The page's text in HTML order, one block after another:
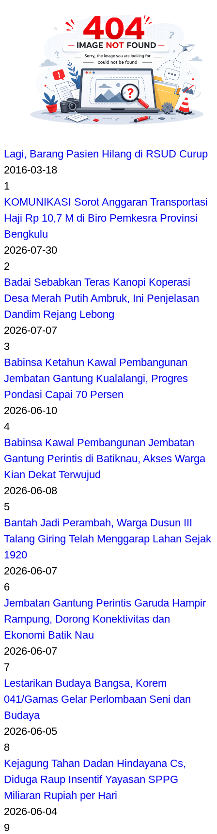
Lagi, Barang Pasien Hilang di RSUD Curup
2016-03-18
1
KOMUNIKASI Sorot Anggaran Transportasi
Haji Rp 10,7 M di Biro Pemkesra Provinsi
Bengkulu
2026-07-30
2
Badai Sebabkan Teras Kanopi Koperasi
Desa Merah Putih Ambruk, Ini Penjelasan
Dandim Rejang Lebong
2026-07-07
3
Babinsa Ketahun Kawal Pembangunan
Jembatan Gantung Kualalangi, Progres
Pondasi Capai 70 Persen
2026-06-10
4
Babinsa Kawal Pembangunan Jembatan
Gantung Perintis di Batiknau, Akses Warga
Kian Dekat Terwujud
2026-06-08
5
Bantah Jadi Perambah, Warga Dusun III
Talang Giring Telah Menggarap Lahan Sejak
1920
2026-06-07
6
Jembatan Gantung Perintis Garuda Hampir
Rampung, Dorong Konektivitas dan
Ekonomi Batik Nau
2026-06-07
7
Lestarikan Budaya Bangsa, Korem
041/Gamas Gelar Perlombaan Seni dan
Budaya
2026-06-05
8
Kejagung Tahan Dadan Hindayana Cs,
Diduga Raup Insentif Yayasan SPPG
Miliaran Rupiah per Hari
2026-06-04
9